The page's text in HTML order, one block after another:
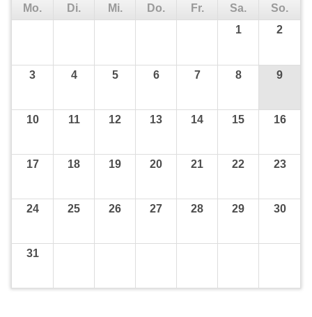
Mo. Di. Mi. Do. Fr. Sa.
So.
1
2
3 4 5 6 7 8 9
10 11 12 13 14 15 16
17 18 19 20 21 22 23
24 25 26 27 28 29 30
31